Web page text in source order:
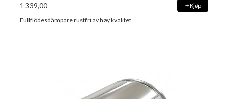
1 339,00 Kjøp
Fullflödesdämpare rustfri av høy kvalitet.